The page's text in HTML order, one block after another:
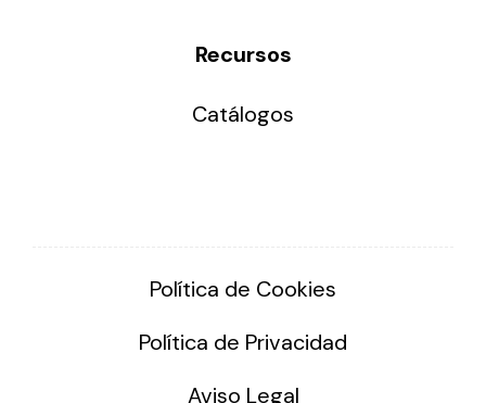
Recursos
Catálogos
Política de Cookies
Política de Privacidad
Aviso Legal